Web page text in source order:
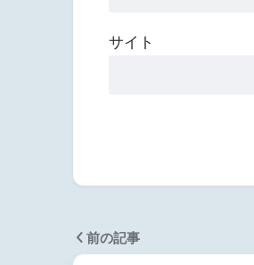
サイト
前の記事